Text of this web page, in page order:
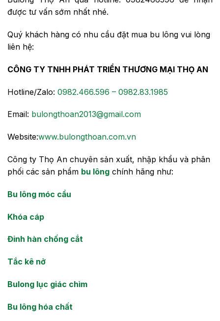
được tư vấn sớm nhất nhé.
Quý khách hàng có nhu cầu đặt mua bu lông vui lòng
liên hệ:
CÔNG TY TNHH PHÁT TRIỂN THƯƠNG MẠI THỌ AN
Hotline/Zalo: 0982.466.596 – 0982.83.1985
Email: bulongthoan2013@gmail.com
Website:www.bulongthoan.com.vn
Công ty Thọ An chuyên sản xuất, nhập khẩu và phân
phối các sản phẩm bu lông chính hãng như:
Bu lông móc cẩu
Khóa cáp
Đinh hàn chống cắt
Tắc kê nở
Bulong lục giác chìm
Bu lông hóa chất